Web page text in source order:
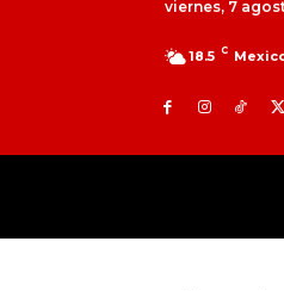
viernes, 7
18.5 C
TOLUCA